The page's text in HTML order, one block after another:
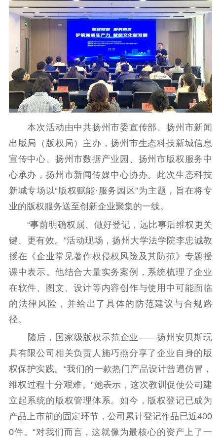
社科强省 工作通知
成果集萃
江苏文脉
资料下载
新闻宣传
主题宣传 对外宣传
新闻发布
记者之家
品牌栏目
文化文艺
精品生产 文化惠民
文化传承
文化交流
体制改革
文化产业
紫金文化艺术节
品牌活动 紫艺舞台
精神文明
文明创建 文明实践
先进典型
社会宣传
思想政治教育 爱国主义教育
全民国防教育
红色资源保护利
用
精品出版 全民阅读
出版监管
扫黄打非
电影工作
电影创作 电影市场
机关党建
本次活动由中共扬州市委宣传部、扬州市新闻
出版局（版权局）主办，扬州市生态科技新城信息
宣传中心、扬州市数据产业园、扬州市版权服务中
心承办，扬州市新闻传媒中心协办。此次生态科技
新城专场以“版权赋能·服务园区”为主题，旨在将专
业的版权服务送至创新企业聚集的一线。
“事前明确权属、做好登记，远比事后维权更关
键、更有效。”活动现场，扬州大学法学院李忠诚教
授在《企业常见著作权侵权风险及其防范》专题授
课中表示。他结合大量实务案例，系统梳理了企业
在软件、图文、设计等内容创作与使用中可能面临
的法律风险，并给出了具体的防范建议与合规路
径。
随后，国家级版权示范企业——扬州安贝斯玩
具有限公司相关负责人施巧燕分享了企业自身的版
权保护实践。“我们的一款热门产品设计曾遭仿冒，
维权过程十分艰难。”她表示，这次教训促使公司建
立起系统的版权管理体系。如今，版权登记已成为
产品上市前的固定环节，公司累计登记作品已近400
0件。“对我们而言，这就像为最核心的资产上了一